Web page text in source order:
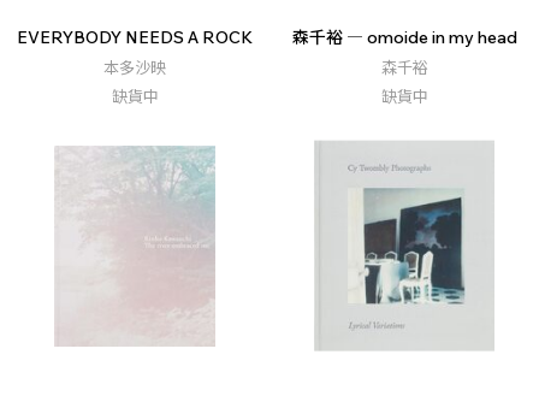
EVERYBODY NEEDS A ROCK
本多沙映
缺貨中
森千裕 ― omoide in my head
森千裕
缺貨中